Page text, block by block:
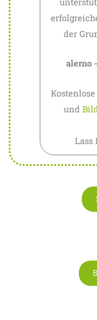
der
alerno
und
Lass